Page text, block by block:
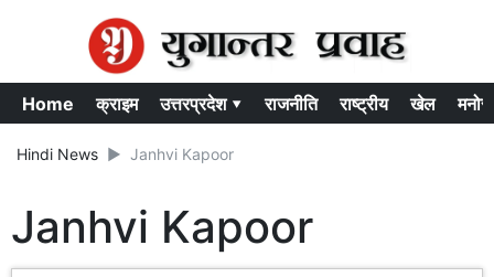
Home क्राइम उत्तरप्रदेश ▾ राजनीति राष्ट्रीय खेल
Hindi News Janhvi Kapoor
Janhvi Kapoor